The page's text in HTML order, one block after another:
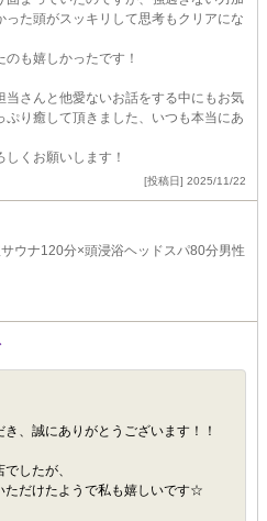
た頭がスッキリして思考もクリアにな
も嬉しかったです！
さんと他愛ないお話をする中にもお気
り癒して頂きました、いつも本当にあ
くお願いします！
[投稿日] 2025/11/22
ウナ120分×頭浸浴ヘッドスパ80分男性
、誠にありがとうございます！！
したが、
ただけたようで私も嬉しいです☆